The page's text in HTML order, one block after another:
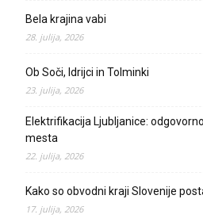
Bela krajina vabi
28. julija, 2026
Ob Soči, Idrijci in Tolminki
23. julija, 2026
Elektrifikacija Ljubljanice:
mesta
22. julija, 2026
Kako so obvodni kraji Slovenije
17. julija, 2026